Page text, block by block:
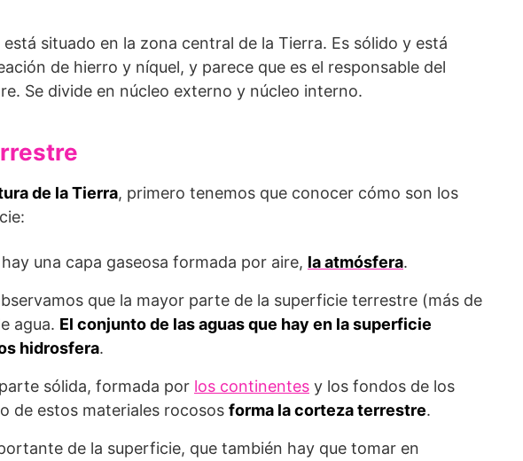
está situado en la zona central de la Tierra. Es sólido y está
de hierro y níquel, y parece que es el responsable del
Se divide en núcleo externo y núcleo interno.
de la Tierra, primero tenemos que conocer cómo son los
una capa gaseosa formada por aire, la atmósfera.
que la mayor parte de la superficie terrestre (más de
agua. El conjunto de las aguas que hay en la superficie
hidrosfera.
sólida, formada por los continentes y los fondos de los
de estos materiales rocosos forma la corteza terrestre.
de la superficie, que también hay que tomar en